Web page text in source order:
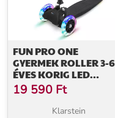
FUN PRO ONE
GYERMEK ROLLER 3-6
ÉVES KORIG LED
KEREKEK
ÖSSZECSUKHATÓ 50
KG-IG ÁLLÍTHATÓ
19 590 Ft
Klarstein